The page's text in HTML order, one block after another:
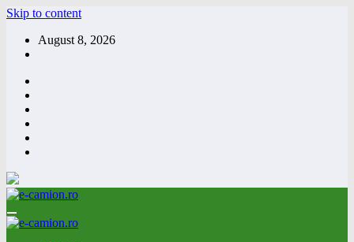
Skip to content
August 8, 2026